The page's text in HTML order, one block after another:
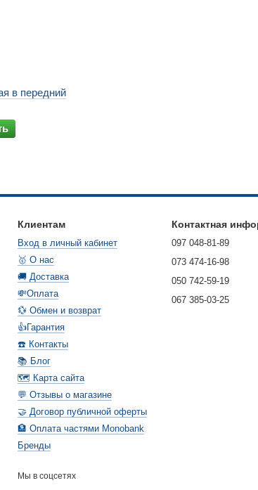
в передний
Клиентам
Вход в личный кабинет
🥇 О нас
🚚 Доставка
💸Оплата
💱 Обмен и возврат
👍Гарантия
☎️ Контакты
📚 Блог
🗺️ Карта сайта
💬 Отзывы о магазине
🤝 Договор публичной оферты
🏦 Оплата частями Monobank
Бренды
Мы в соцсетях
Контактная
097 048-81-89
073 474-16-98
050 742-59-19
067 385-03-25